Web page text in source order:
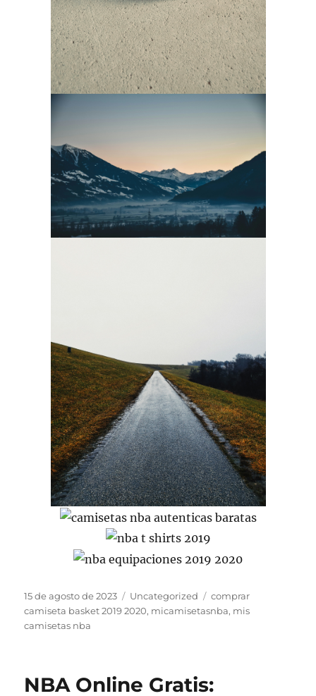
Publicado
el
15 de agosto de 2023 Categorías
Uncategorized Etiquetas
comprar
camiseta basket 2019 2020, micamisetasnba, mis
camisetas nba
NBA Online Gratis: